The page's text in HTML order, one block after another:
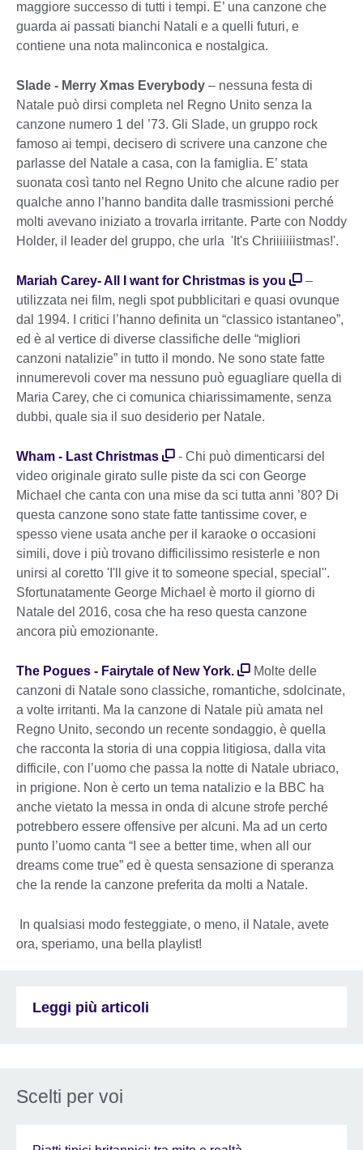
maggiore successo di tutti i tempi. E’ una canzone che
guarda ai passati bianchi Natali e a quelli futuri, e
contiene una nota malinconica e nostalgica.
Slade - Merry Xmas Everybody – nessuna festa di
Natale può dirsi completa nel Regno Unito senza la
canzone numero 1 del ’73. Gli Slade, un gruppo rock
famoso ai tempi, decisero di scrivere una canzone che
parlasse del Natale a casa, con la famiglia. E’ stata
suonata così tanto nel Regno Unito che alcune radio per
qualche anno l’hanno bandita dalle trasmissioni perché
molti avevano iniziato a trovarla irritante. Parte con Noddy
Holder, il leader del gruppo, che urla 'It's Chriiiiiiistmas!'.
Mariah Carey- All I want for Christmas is you
–
utilizzata nei film, negli spot pubblicitari e quasi ovunque
dal 1994. I critici l’hanno definita un “classico istantaneo”,
ed è al vertice di diverse classifiche delle “migliori
canzoni natalizie” in tutto il mondo. Ne sono state fatte
innumerevoli cover ma nessuno può eguagliare quella di
Maria Carey, che ci comunica chiarissimamente, senza
dubbi, quale sia il suo desiderio per Natale.
Wham - Last Christmas
- Chi può dimenticarsi del
video originale girato sulle piste da sci con George
Michael che canta con una mise da sci tutta anni ’80? Di
questa canzone sono state fatte tantissime cover, e
spesso viene usata anche per il karaoke o occasioni
simili, dove i più trovano difficilissimo resisterle e non
unirsi al coretto 'I'll give it to someone special, special''.
Sfortunatamente George Michael è morto il giorno di
Natale del 2016, cosa che ha reso questa canzone
ancora più emozionante.
The Pogues - Fairytale of New York.
Molte delle
canzoni di Natale sono classiche, romantiche, sdolcinate,
a volte irritanti. Ma la canzone di Natale più amata nel
Regno Unito, secondo un recente sondaggio, è quella
che racconta la storia di una coppia litigiosa, dalla vita
difficile, con l’uomo che passa la notte di Natale ubriaco,
in prigione. Non è certo un tema natalizio e la BBC ha
anche vietato la messa in onda di alcune strofe perché
potrebbero essere offensive per alcuni. Ma ad un certo
punto l’uomo canta “I see a better time, when all our
dreams come true” ed è questa sensazione di speranza
che la rende la canzone preferita da molti a Natale.
In qualsiasi modo festeggiate, o meno, il Natale, avete
ora, speriamo, una bella playlist!
Leggi più articoli
Scelti per voi